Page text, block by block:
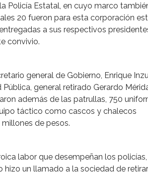
Policía Estatal, en cuyo marco
20 fueron para esta corporación
a sus respectivos
convivio.
general de Gobierno, Enrique
general retirado Gerardo
además de las patrullas, 750
táctico como cascos y chalecos
de pesos.
labor que desempeñan los policías,
hizo un llamado a la sociedad de retirar